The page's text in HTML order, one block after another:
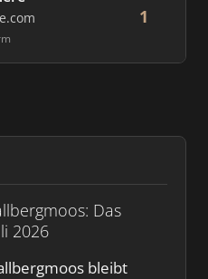
Das
2026
bleibt
1